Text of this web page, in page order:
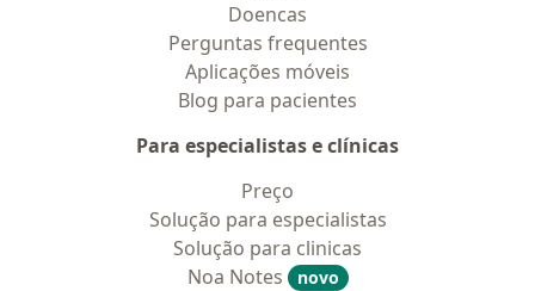
Doencas
Perguntas frequentes
Aplicações móveis
Blog para pacientes
Para especialistas e clínicas
Preço
Solução para especialistas
Solução para clinicas
Noa Notes
novo